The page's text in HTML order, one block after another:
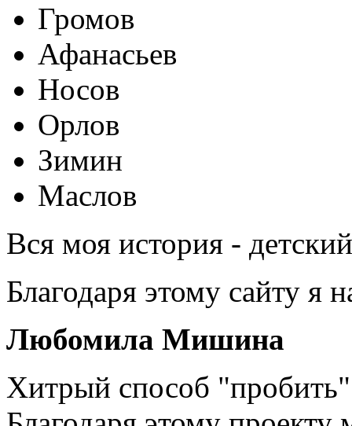
Громов
Афанасьев
Носов
Орлов
Зимин
Маслов
Вся моя история -
Благодаря этому сайту я
Любомила Мишина
Хитрый способ